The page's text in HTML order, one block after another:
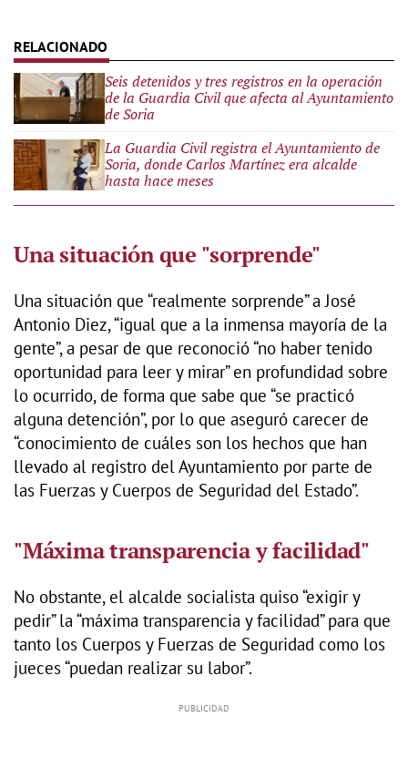
Seis detenidos y tres registros en la operación
de la Guardia Civil que afecta al Ayuntamiento
de Soria
La Guardia Civil registra el Ayuntamiento de
Soria, donde Carlos Martínez era alcalde
hasta hace meses
Una situación que "sorprende"
Una situación que “realmente sorprende” a José
Antonio Diez, “igual que a la inmensa mayoría de la
gente”, a pesar de que reconoció “no haber tenido
oportunidad para leer y mirar” en profundidad sobre
lo ocurrido, de forma que sabe que “se practicó
alguna detención”, por lo que aseguró carecer de
“conocimiento de cuáles son los hechos que han
llevado al registro del Ayuntamiento por parte de
las Fuerzas y Cuerpos de Seguridad del Estado”.
"Máxima transparencia y facilidad"
No obstante, el alcalde socialista quiso “exigir y
pedir” la “máxima transparencia y facilidad” para que
tanto los Cuerpos y Fuerzas de Seguridad como los
jueces “puedan realizar su labor”.